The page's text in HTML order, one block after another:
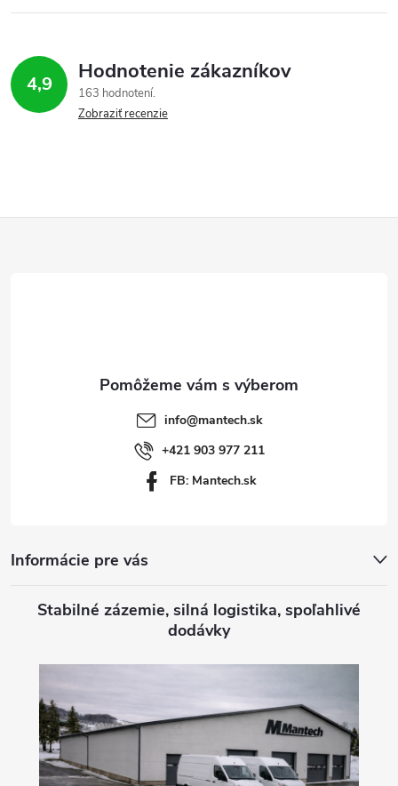
4,9 Hodnotenie zákazníkov
163 hodnotení
Zobraziť recenzie
info@mantech.sk
+421 903 977 211
FB: Mantech.sk
Informácie pre vás
Stabilné zázemie, silná logistika, spoľahlivé
dodávky